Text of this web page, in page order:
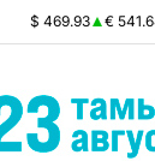
$ 469.93 €